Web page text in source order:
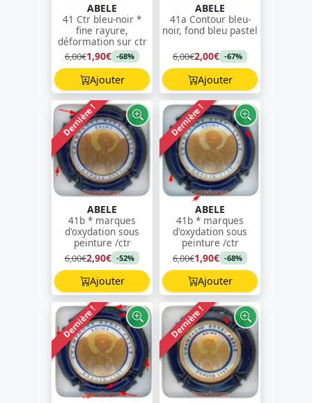
ABELE
41 Ctr bleu-noir *
fine rayure,
déformation sur ctr
6,00€1,90€ -68%
Ajouter
ABELE
41a Contour bleu-
noir, fond bleu pastel
6,00€2,00€ -67%
Ajouter
Dernière !
ABELE
41b * marques
d'oxydation sous
peinture /ctr
6,00€2,90€ -52%
Ajouter
Dernière !
ABELE
41b * marques
d'oxydation sous
peinture /ctr
6,00€1,90€ -68%
Ajouter
Dernière ! Dernière !